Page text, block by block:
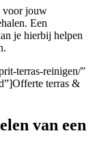
voor jouw
Een
je hierbij helpen
terras-reinigen/”
terras &
van een